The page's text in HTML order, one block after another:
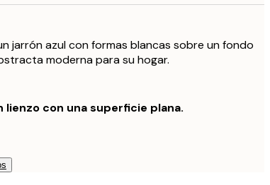
jarrón azul con formas blancas sobre un fondo
moderna para su hogar.
con una superficie plana.